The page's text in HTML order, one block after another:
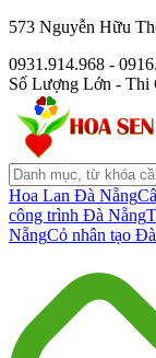
573 Nguyễn Hữu
0931.914.968 -
Số Lượng Lớn - Thi
Hoa Lan Đà Nẵng
công trình Đà Nẵng
NẵngCỏ nhân tạo